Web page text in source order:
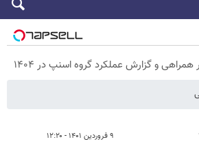
و گزارش عملکرد گروه اسنپ در ۱۴۰۴
۹ فروردین ۱۴۰۱ - ۱۲:۲۰